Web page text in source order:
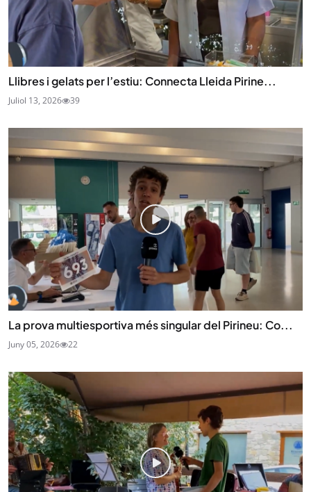
Llibres i gelats per l’estiu: Connecta Lleida Pirine...
Juliol 13, 2026 39
La prova multiesportiva més singular del Pirineu: Co...
Juny 05, 2026 22